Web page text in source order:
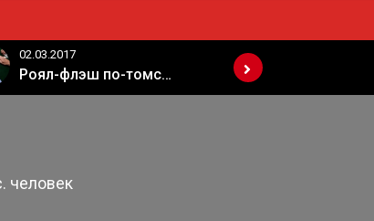
02.03.2017
Роял-флэш по-томски
человек